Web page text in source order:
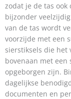
zodat je de tas
bijzonder
van de tas wordt
voorzijde met een
sierstiksels die het
bovenaan met
opgeborgen zijn.
dagelijkse
documenten en